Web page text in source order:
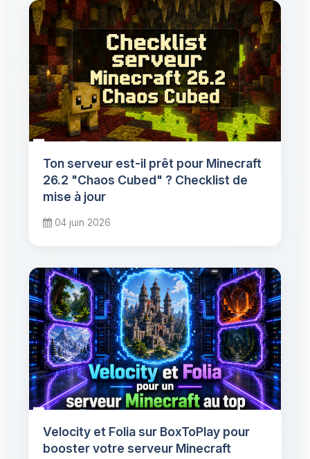
Ton serveur est-il prêt pour Minecraft
26.2 "Chaos Cubed" ? Checklist de
mise à jour
04 juin 2026
Velocity et Folia sur BoxToPlay pour
booster votre serveur Minecraft